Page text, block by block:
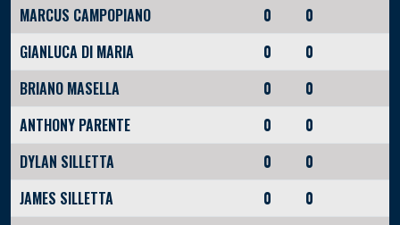
MARCUS CAMPOPIANO
0
0
GIANLUCA DI MARIA
0
0
BRIANO MASELLA
0
0
ANTHONY PARENTE
0
0
DYLAN SILLETTA
0
0
JAMES SILLETTA
0
0